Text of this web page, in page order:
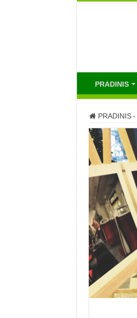
PRADINIS
PRADINIS -